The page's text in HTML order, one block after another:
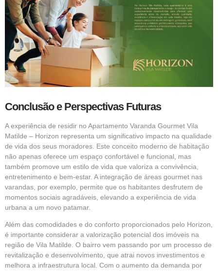
Conclusão e Perspectivas Futuras
A experiência de residir no Apartamento Varanda Gourmet Vila
Matilde – Horizon representa um significativo impacto na qualidade
de vida dos seus moradores. Este conceito moderno de habitação
não apenas oferece um espaço confortável e funcional, mas
também promove um estilo de vida que valoriza a convivência,
entretenimento e bem-estar. A integração de áreas gourmet nas
varandas, por exemplo, permite que os habitantes desfrutem de
momentos sociais agradáveis, elevando a experiência de vida
urbana a um novo patamar.
Além das comodidades e do conforto proporcionados pelo Horizon,
é importante considerar a valorização potencial dos imóveis na
região de Vila Matilde. O bairro vem passando por um processo de
revitalização e desenvolvimento, que atrai novos investimentos e
melhora a infraestrutura local. Com o aumento da demanda por